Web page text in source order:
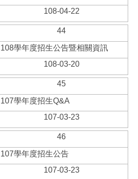
108-04-22
44
108學年度招生公告暨相關資訊
108-03-20
45
107學年度招生Q&A
107-03-23
46
107學年度招生公告
107-03-23